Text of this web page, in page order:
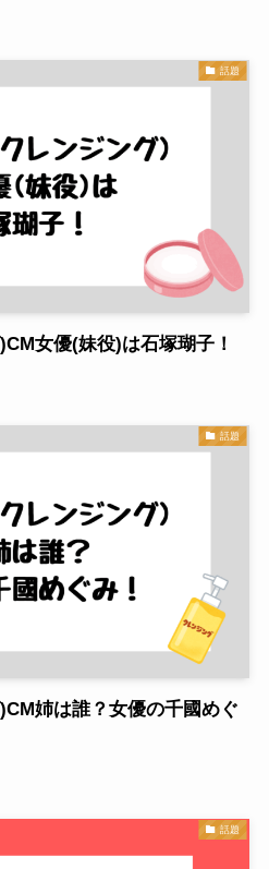
話題
女優(妹役)は石塚瑚子！
話題
姉は誰？女優の千國めぐ
話題